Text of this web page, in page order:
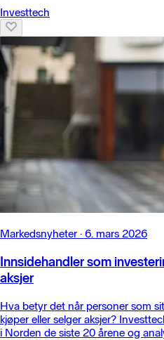
Investtech
Markedsnyheter · 6. mars 2026
Innsidehandler som
aksjer
Hva betyr det når personer som
kjøper eller selger aksjer?
i Norden de siste 20 årene og